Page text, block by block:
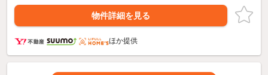
物件詳細を見る
ほか提供